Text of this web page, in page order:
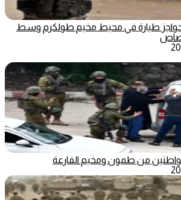
حواجز طيارة في محيط مخيم طولكرم وسط
مواطنين من طمون ومخيم الفارعة